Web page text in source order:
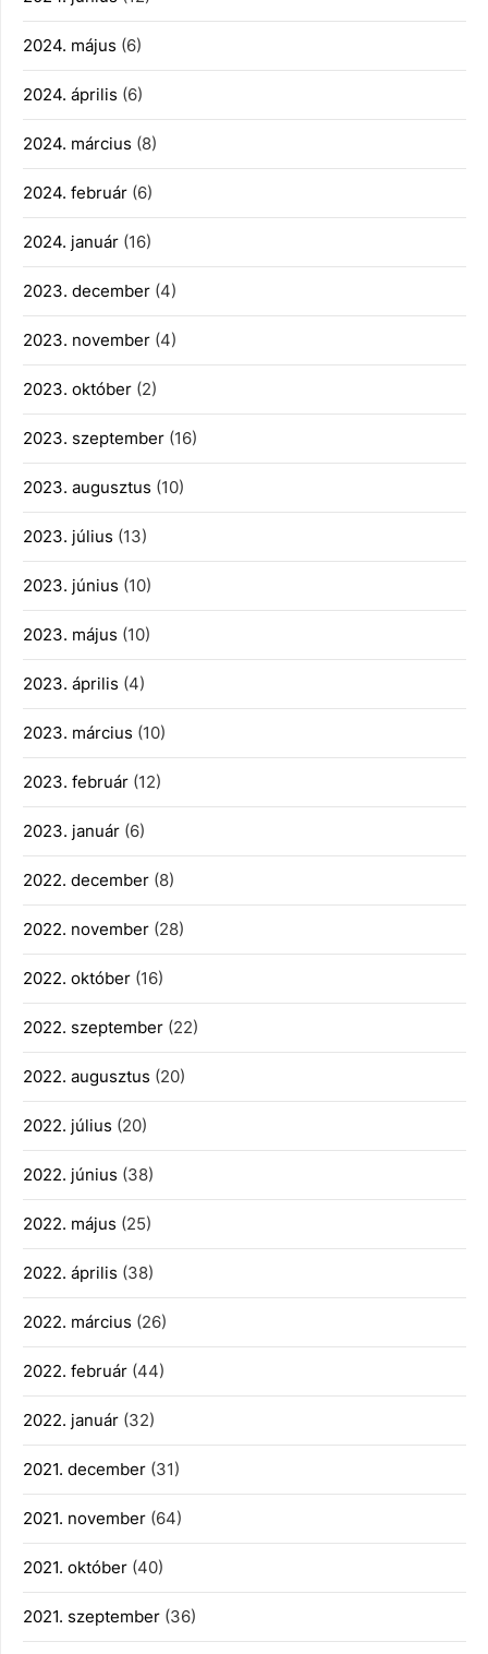
2024. május (6)
2024. április (6)
2024. március (8)
2024. február (6)
2024. január (16)
2023. december (4)
2023. november (4)
2023. október (2)
2023. szeptember (16)
2023. augusztus (10)
2023. július (13)
2023. június (10)
2023. május (10)
2023. április (4)
2023. március (10)
2023. február (12)
2023. január (6)
2022. december (8)
2022. november (28)
2022. október (16)
2022. szeptember (22)
2022. augusztus (20)
2022. július (20)
2022. június (38)
2022. május (25)
2022. április (38)
2022. március (26)
2022. február (44)
2022. január (32)
2021. december (31)
2021. november (64)
2021. október (40)
2021. szeptember (36)